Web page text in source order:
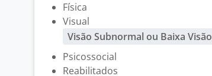
Física
Visual
Visão Subnormal ou Baixa Visão
Psicossocial
Reabilitados